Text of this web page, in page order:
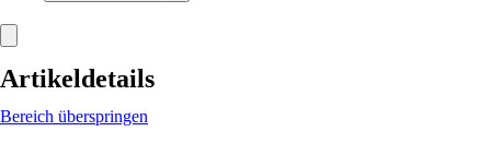
Artikeldetails
Bereich überspringen